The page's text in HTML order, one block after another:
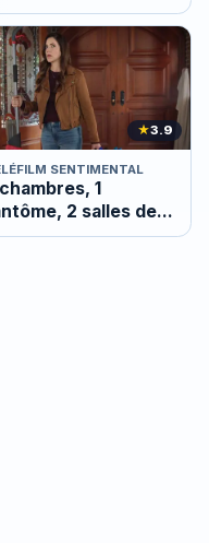
★3.9
SENTIMENTAL
1
2 salles de